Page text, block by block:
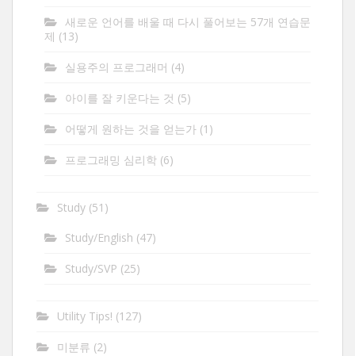
새로운 언어를 배울 때 다시 풀어보는 57개 연습문
제 (13)
실용주의 프로그래머 (4)
아이를 잘 키운다는 것 (5)
어떻게 원하는 것을 얻는가 (1)
프로그래밍 심리학 (6)
Study (51)
Study/English (47)
Study/SVP (25)
Utility Tips! (127)
미분류 (2)